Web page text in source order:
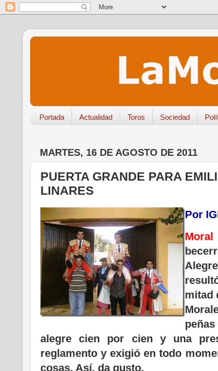
Portada Actualidad Toros Sociedad
MARTES, 16 DE AGOSTO DE 2011
PUERTA GRANDE PARA
LINARES
Por
mitad
alegre cien por cien y una
reglamento y exigió en todo
cosas. Así, da gusto.